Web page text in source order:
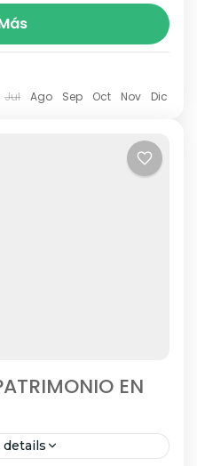
HOSPITAL DE BERTA.
Natural Sierra de
(todas las
20, 21 y 22 de...
Jul Ago Sep Oct Nov Dic
EN
details